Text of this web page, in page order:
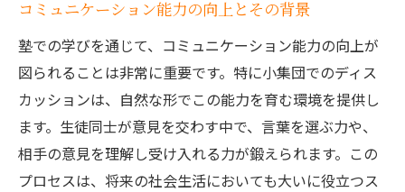
コミュニケーション能力の向上とその背景
塾での学びを通じて、コミュニケーション能力の向上が
図られることは非常に重要です。特に小集団でのディス
カッションは、自然な形でこの能力を育む環境を提供し
ます。生徒同士が意見を交わす中で、言葉を選ぶ力や、
相手の意見を理解し受け入れる力が鍛えられます。この
プロセスは、将来の社会生活においても大いに役立つス